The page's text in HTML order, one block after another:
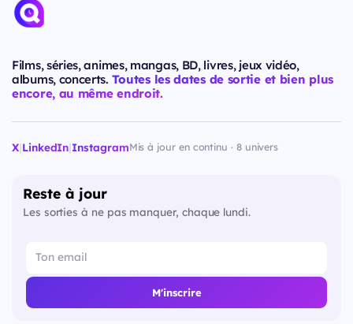
Films, séries, animes, mangas, BD, livres, jeux vidéo,
albums, concerts. Toutes les dates de sortie et bien plus
encore, au même endroit.
X|LinkedIn|InstagramMis à jour en continu · 8 univers
Reste à jour
Les sorties à ne pas manquer, chaque lundi.
M'inscrire